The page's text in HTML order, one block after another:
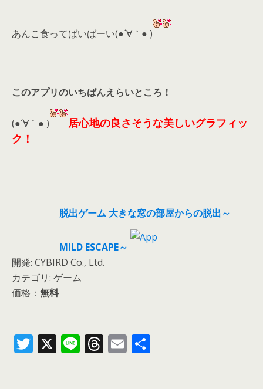
あんこ食ってばいばーい(●´∀｀● )
このアプリのいちばんえらいところ！
(●´∀｀● )
居心地の良さそうな美しいグラフィッ
ク！
脱出ゲーム 大きな窓の部屋からの脱出～
MILD ESCAPE～
開発: CYBIRD Co., Ltd.
カテゴリ: ゲーム
価格： 無料
T X Li T E